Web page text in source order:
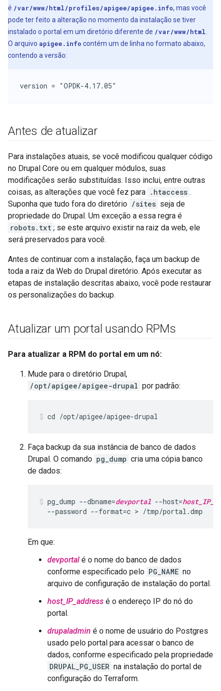
é /var/www/html/profiles/apigee/apigee.info, mas você
pode ter feito a alteração no momento da instalação se tiver
instalado o portal em um diretório diferente de /var/www/html
O arquivo apigee.info contém um de linha no formato abaixo,
contendo a versão:
version = "OPDK-4.17.05"
Antes de atualizar
Para instalações atuais, se você modificou qualquer código
no Drupal Core ou em qualquer módulos, suas
modificações serão substituídas. Isso inclui, entre outras
coisas, as alterações que você fez para .htaccess .
Suponha que tudo fora do diretório /sites seja de
propriedade do Drupal. Um exceção a essa regra é
robots.txt ; se este arquivo existir na raiz da web, ele
será preservados para você.
Antes de continuar com a instalação, faça um backup de
toda a raiz da Web do Drupal diretório. Após executar as
etapas de instalação descritas abaixo, você pode restaurar
os personalizações do backup.
Atualizar um portal usando RPMs
Para atualizar a RPM do portal em um nó:
Mude para o diretório Drupal,
/opt/apigee/apigee-drupal por padrão:
cd /opt/apigee/apigee-drupal
Faça backup da sua instância de banco de dados
Drupal. O comando pg_dump cria uma cópia banco
de dados:
pg_dump --dbname=devportal --host=
  --password --format=c > /tmp/portal.dmp
Em que:
devportal é o nome do banco de dados
conforme especificado pelo PG_NAME no
arquivo de configuração de instalação do portal.
host_IP_address é o endereço IP do nó do
portal.
drupaladmin é o nome de usuário do Postgres
usado pelo portal para acessar o banco de
dados, conforme especificado pela propriedade
DRUPAL_PG_USER na instalação do portal de
configuração do Terraform.